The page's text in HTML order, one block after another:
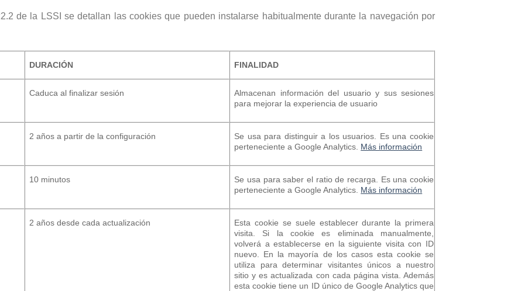
de la LSSI se detallan las cookies que pueden instalarse habitualmente durante la navegación por
DURACIÓN FINALIDAD
Caduca al finalizar sesión
Almacenan información del usuario y sus sesiones
para mejorar la experiencia de usuario
2 años a partir de la configuración
Se usa para distinguir a los usuarios. Es una cookie
perteneciente a Google Analytics. Más información
10 minutos
Se usa para saber el ratio de recarga. Es una cookie
perteneciente a Google Analytics. Más información
2 años desde cada actualización
Esta cookie se suele establecer durante la primera
visita. Si la cookie es eliminada manualmente,
volverá a establecerse en la siguiente visita con ID
nuevo. En la mayoría de los casos esta cookie se
utiliza para determinar visitantes únicos a nuestro
sitio y es actualizada con cada página vista. Además
esta cookie tiene un ID único de Google Analytics que